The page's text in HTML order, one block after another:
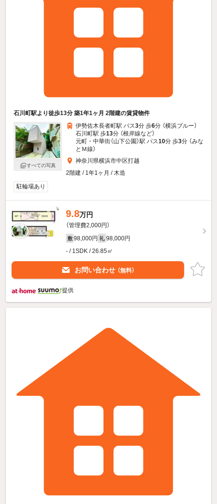
石川町駅より徒歩13分 築1年1ヶ月 2階建の賃貸物件
すべての写真
伊勢佐木長者町駅 バス3分 歩6分 （横浜ブルー）
石川町駅 歩13分 （根岸線など）
元町・中華街（山下公園）駅 バス10分 歩3分 （みな
とＭ線）
神奈川県横浜市中区打越
2階建 / 1年1ヶ月 / 木造
駐輪場あり
9.8万円
（管理費2,000円）
敷 98,000円 礼 98,000円
- / 1SDK / 26.85㎡
お問い合わせ （無料）
提供